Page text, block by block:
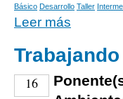
Básico Desarrollo Taller
Leer más
16